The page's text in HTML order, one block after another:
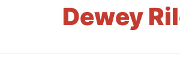
Dewey